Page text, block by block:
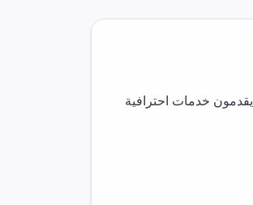
يقدمون خدمات احترافية